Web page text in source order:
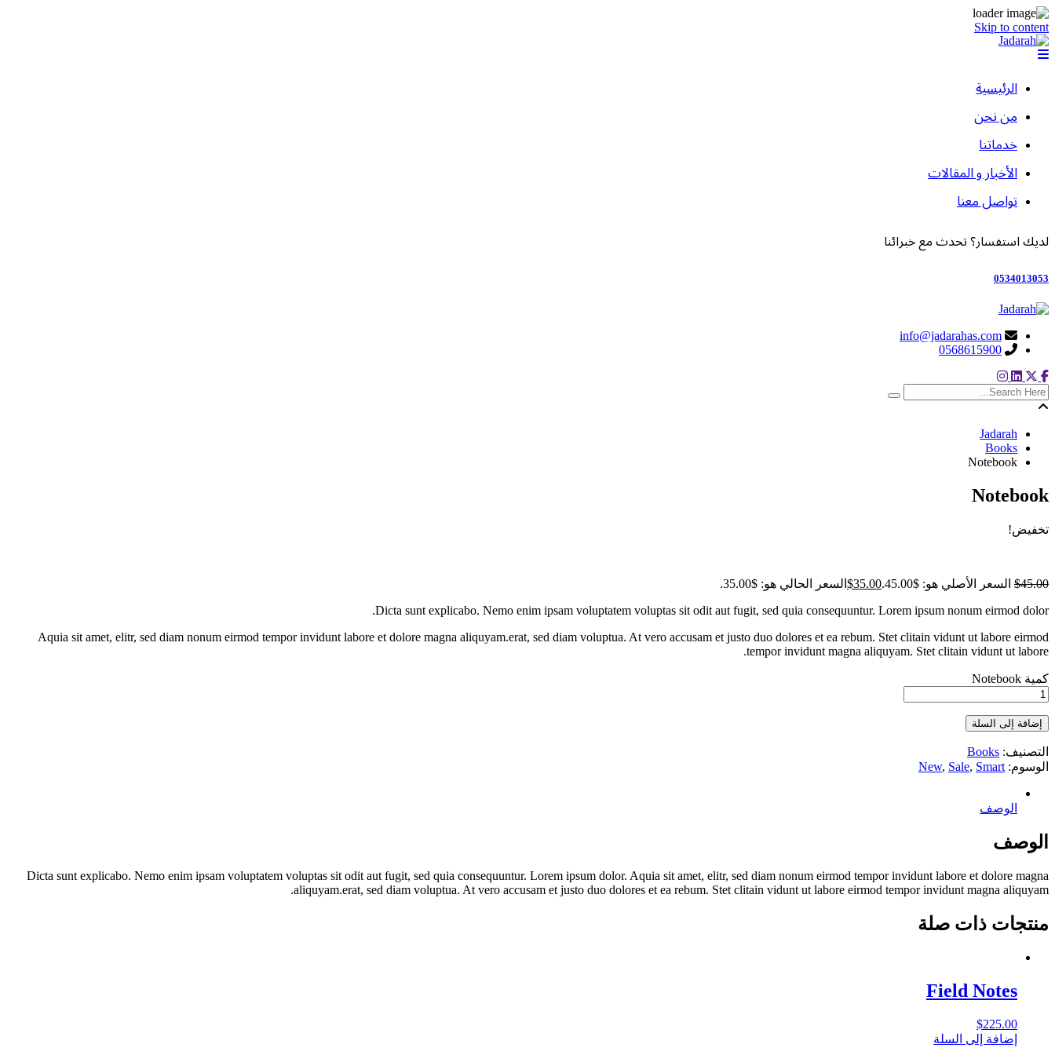
Skip to content
الرئيسية
من نحن
خدماتنا
الأخبار و المقالات
تواصل معنا
لديك استفسار؟ تحدث مع خبرائنا
0534013053
info@jadarahas.com
0568615900
search here
Jadarah
Books
Notebook
Notebook
تخفيض!
$45.00 السعر الأصلي هو: $45.00. $35.00
السعر الحالي هو: $35.00.
Dicta sunt explicabo. Nemo enim ipsam voluptatem voluptas sit odit aut fugit, sed quia consequuntur. Lorem ipsum nonum eirmod dolor.
Aquia sit amet, elitr, sed diam nonum eirmod tempor invidunt labore et dolore magna aliquyam.erat, sed diam voluptua. At vero accusam et justo duo dolores et ea rebum. Stet clitain vidunt ut labore eirmod
tempor invidunt magna aliquyam. Stet clitain vidunt ut labore.
كمية Notebook
إضافة إلى السلة
التصنيف: Books
الوسوم:
New, Sale, Smart
الوصف
الوصف
Dicta sunt explicabo. Nemo enim ipsam voluptatem voluptas sit odit aut fugit, sed quia consequuntur. Lorem ipsum dolor. Aquia sit amet, elitr, sed diam nonum eirmod tempor invidunt labore et dolore magna
aliquyam.erat, sed diam voluptua. At vero accusam et justo duo dolores et ea rebum. Stet clitain vidunt ut labore eirmod tempor invidunt magna aliquyam.
منتجات ذات صلة
Field Notes
$225.00
إضافة إلى السلة